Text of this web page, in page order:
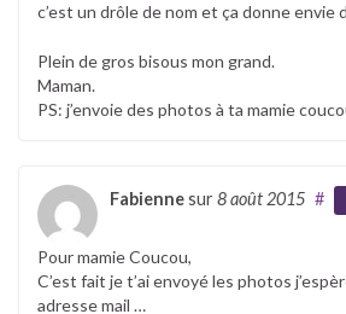
c’est un drôle de nom et ça donne envie
Plein de gros bisous mon grand.
Maman.
PS: j’envoie des photos à ta mamie
Fabiennesur 8 août 2015 #
Pour mamie Coucou,
C’est fait je t’ai envoyé les photos
adresse mail …